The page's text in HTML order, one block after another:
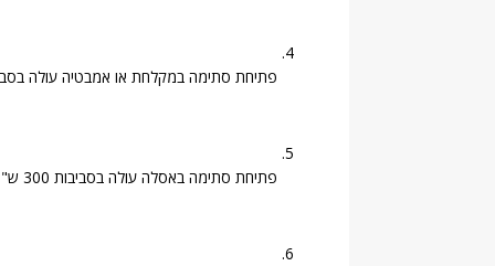
פתיחת סתימה במקלחת או אמבטיה עולה בסביבות
פתיחת סתימה באסלה עולה בסביבות 300 ש"ח.